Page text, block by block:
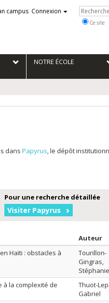
campus Connexion
Ce site
NOTRE ÉCOLE
dans Papyrus, le dépôt
Pour une recherche détaillée
Visiter Papyrus
Auteur
Haïti : obstacles à
Tourillon-
Gingras,
Stéphanie
à la complexité de
Thuot-
Gabriel